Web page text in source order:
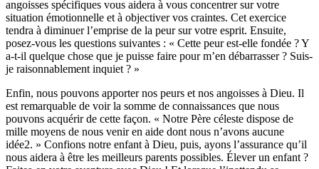
angoisses spécifiques vous aidera à vous concentrer sur votre
situation émotionnelle et à objectiver vos craintes. Cet exercice
tendra à diminuer l’emprise de la peur sur votre esprit. Ensuite,
posez-vous les questions suivantes : « Cette peur est-elle fondée ? Y
a-t-il quelque chose que je puisse faire pour m’en débarrasser ? Suis-
je raisonnablement inquiet ? »
Enfin, nous pouvons apporter nos peurs et nos angoisses à Dieu. Il
est remarquable de voir la somme de connaissances que nous
pouvons acquérir de cette façon. « Notre Père céleste dispose de
mille moyens de nous venir en aide dont nous n’avons aucune
idée2. » Confions notre enfant à Dieu, puis, ayons l’assurance qu’il
nous aidera à être les meilleurs parents possibles. Élever un enfant ?